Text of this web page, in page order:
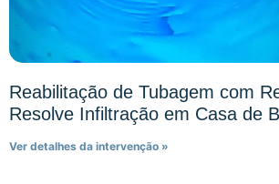
Reabilitação de Tubagem com
Resolve Infiltração em Casa de
Ver detalhes da intervenção »